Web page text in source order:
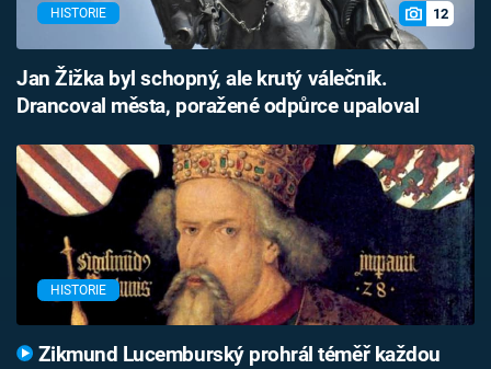
HISTORIE 12
Jan Žižka byl schopný, ale krutý válečník.
Drancoval města, poražené odpůrce upaloval
HISTORIE
Zikmund Lucemburský prohrál téměř každou